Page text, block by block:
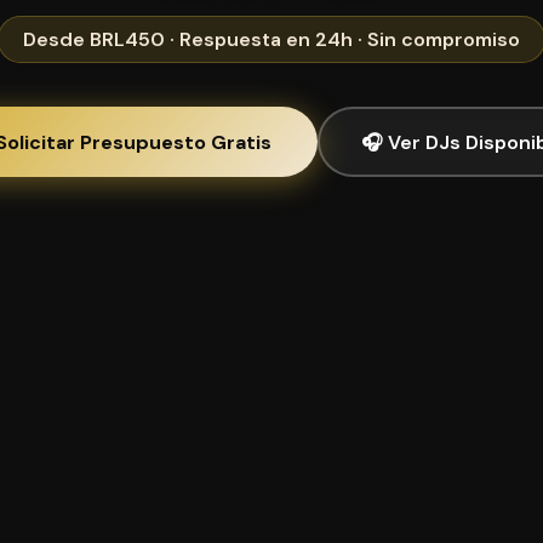
Desde BRL450 · Respuesta en 24h · Sin compromiso
Presupuesto Gratis 🎧 Ver DJs